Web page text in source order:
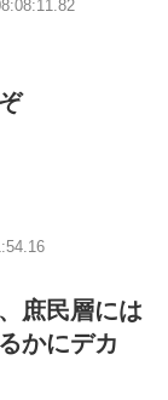
庶民層には
かにデカ